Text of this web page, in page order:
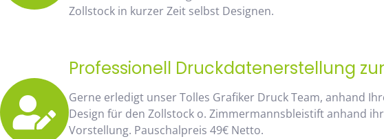
Zollstock in kurzer Zeit selbst Designen.
Professionell Druckdatenerstellung
Gerne erledigt unser Tolles Grafiker Druck Team, anhand
Design für den Zollstock o. Zimmermannsbleistift anhand
Vorstellung. Pauschalpreis 49€ Netto.